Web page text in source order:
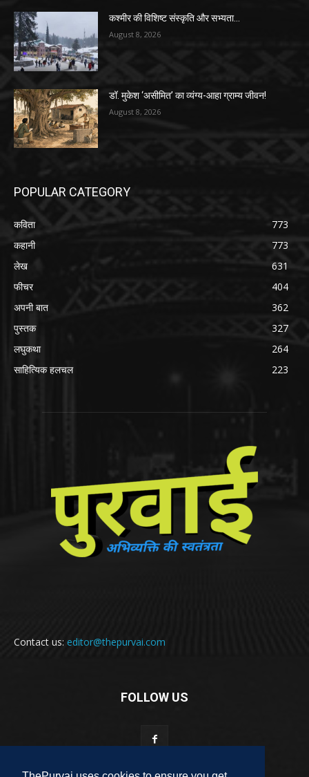
कश्मीर की विशिष्ट संस्कृति और सभ्यता…
August 8, 2026
डॉ. मुकेश ‘असीमित’ का व्यंग्य-आहा ग्राम्य जीवन!
August 8, 2026
POPULAR CATEGORY
कविता
773
कहानी
773
लेख
631
फीचर
404
अपनी बात
362
पुस्तक
327
लघुकथा
264
साहित्यिक हलचल
223
Contact us: editor@thepurvai.com
FOLLOW US